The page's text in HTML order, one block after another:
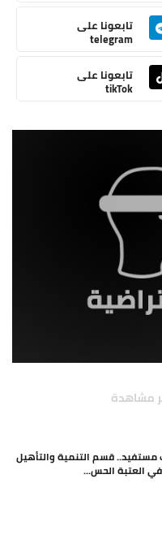
تابعونا على
telegram
تابعونا على
tikTok
مشاهدة
(795) ألف مستفيد.. قسم التنمية والتأهيل
العتبة الحس...